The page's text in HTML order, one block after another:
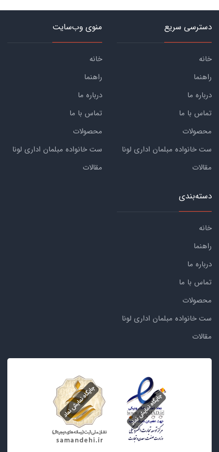
دسترسی سریع
خانه
راهنما
درباره ما
تماس با ما
محصولات
ست خانواده مبلمان اداری لونا
مقالات
منوی وب‌سایت
خانه
راهنما
درباره ما
تماس با ما
محصولات
ست خانواده مبلمان اداری لونا
مقالات
دسته‌بندی
خانه
راهنما
درباره ما
تماس با ما
محصولات
ست خانواده مبلمان اداری لونا
مقالات